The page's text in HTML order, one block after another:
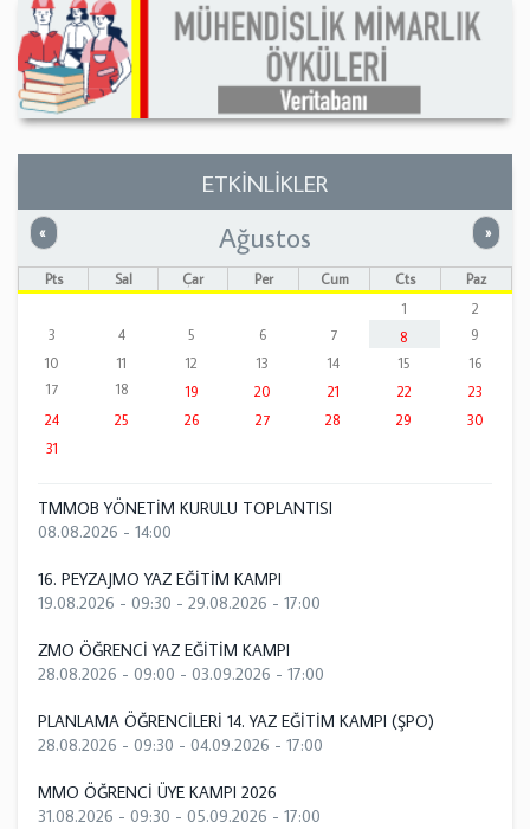
ETKİNLİKLER
« Önceki »
Ağustos
Pts Sal Çar Per Cum Cts
Paz
1
2
3
4 5 6 7 8
9
10
11 12 13 14 15
16
17
18 19 20 21 22
23
24
25 26 27 28 29
30
31
TMMOB YÖNETİM KURULU TOPLANTISI
08.08.2026 - 14:00
16. PEYZAJMO YAZ EĞİTİM KAMPI
19.08.2026 - 09:30 - 29.08.2026 - 17:00
ZMO ÖĞRENCİ YAZ EĞİTİM KAMPI
28.08.2026 - 09:00 - 03.09.2026 - 17:00
PLANLAMA ÖĞRENCİLERİ 14. YAZ EĞİTİM KAMPI (ŞPO)
28.08.2026 - 09:30 - 04.09.2026 - 17:00
MMO ÖĞRENCİ ÜYE KAMPI 2026
31.08.2026 - 09:30 - 05.09.2026 - 17:00